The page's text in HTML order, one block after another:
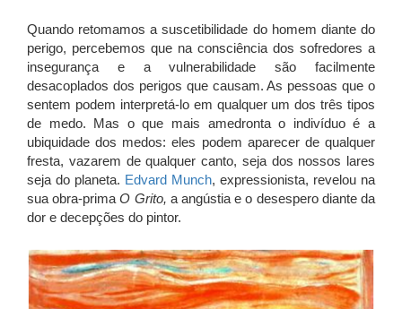
Quando retomamos a suscetibilidade do homem diante do
perigo, percebemos que na consciência dos sofredores a
insegurança e a vulnerabilidade são facilmente
desacoplados dos perigos que causam. As pessoas que o
sentem podem interpretá-lo em qualquer um dos três tipos
de medo. Mas o que mais amedronta o indivíduo é a
ubiquidade dos medos: eles podem aparecer de qualquer
fresta, vazarem de qualquer canto, seja dos nossos lares
seja do planeta. Edvard Munch, expressionista, revelou na
sua obra-primaO Grito, a angústia e o desespero diante da
dor e decepções do pintor.